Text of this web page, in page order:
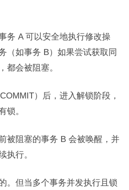
务 A 可以安全地执行修改操
（如事务 B）如果尝试获取同
都会被阻塞。
）后，进入解锁阶段，
锁。
被阻塞的事务 B 会被唤醒，并
执行。
。但当多个事务并发执行且锁